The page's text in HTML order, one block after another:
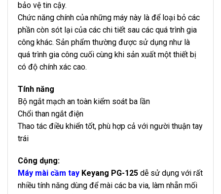
bảo vệ tin cậy.
Chức năng chính của những máy này là để loại bỏ các
phần còn sót lại của các chi tiết sau các quá trình gia
công khác. Sản phẩm thường được sử dụng như là
quá trình gia công cuối cùng khi sản xuất một thiết bị
có độ chính xác cao.
Tính năng
Bộ ngắt mạch an toàn kiểm soát ba lần
Chổi than ngắt điện
Thao tác điều khiển tốt, phù hợp cả với người thuận tay
trái
Công dụng:
Máy mài cầm tay Keyang PG-125 dễ sử dụng với rất
nhiều tính năng dùng để mài các ba via, làm nhẵn mối